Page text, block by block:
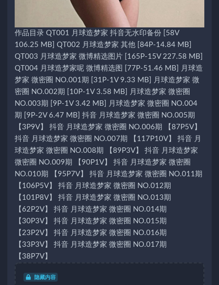
作品目录 QT001 月球造梦家 抖音无水印备份 [58V
106.25 MB] QT002 月球造梦家 其他 [84P-14.84 MB]
QT003 月球造梦家 微博精选图片 [165P-15V 227.58 MB]
QT004 月球造梦家呢 微博精选图 [77P-51.46 MB] 月球造
梦家 微密圈 NO.001期 [31P-1V 9.33 MB] 月球造梦家 微
密圈 NO.002期 [10P-1V 3.58 MB] 月球造梦家 微密圈
NO.003期 [9P-1V 3.42 MB] 月球造梦家 微密圈 NO.004
期 [9P-2V 6.47 MB] 抖音 月球造梦家 微密圈 NO.005期
【3P9V】 抖音 月球造梦家 微密圈 NO.006期 【87P5V】
抖音 月球造梦家 微密圈 NO.007期 【117P10V】 抖音 月
球造梦家 微密圈 NO.008期 【89P3V】 抖音 月球造梦家
微密圈 NO.009期 【90P1V】 抖音 月球造梦家 微密圈
NO.010期 【95P7V】 抖音 月球造梦家 微密圈 NO.011期
【106P5V】 抖音 月球造梦家 微密圈 NO.012期
【101P8V】 抖音 月球造梦家 微密圈 NO.013期
【62P2V】 抖音 月球造梦家 微密圈 NO.014期
【30P3V】 抖音 月球造梦家 微密圈 NO.015期
【23P2V】 抖音 月球造梦家 微密圈 NO.016期
【33P3V】 抖音 月球造梦家 微密圈 NO.017期
【38P7V】
隐藏内容